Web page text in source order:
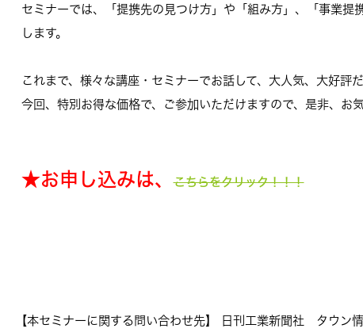
セミナーでは、「提携先の見つけ方」や「組み方」、「事業
します。
これまで、様々な講座・セミナーでお話して、大人気、大好評
今回、特別お得な価格で、ご参加いただけますので、是非、お
★お申し込みは、こちらをクリック！！！
【本セミナーに関する問い合わせ先】 日刊工業新聞社 タウン